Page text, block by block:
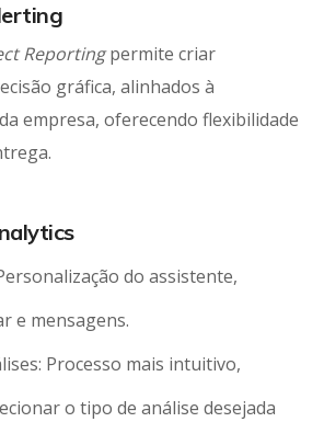
Reportingpermite criar
gráfica, alinhados à
empresa, oferecendo flexibilidade
do assistente,
e mensagens.
Processo mais intuitivo,
o tipo de análise desejada